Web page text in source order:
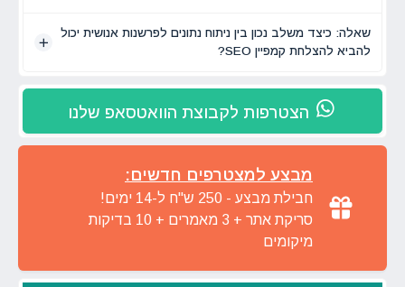
שאלה: כיצד משלב נכון בין ניתוח נתונים לפרשנות אנושית יכול
להביא להצלחת קמפיין SEO?
הצטרפות לקבוצת הוואטסאפ שלנו
מבצע למצטרפים חדשים:
חבילת מבצע - 250 ש"ח ל-14 ימים!
סריקת אתר + 3 מאמרים + 10 בדיקות
מיקומים